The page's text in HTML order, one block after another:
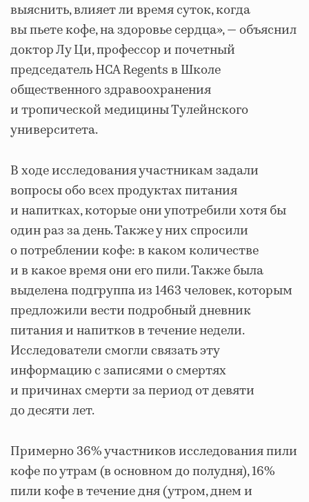
выяснить, влияет ли время суток, когда
вы пьете кофе, на здоровье сердца», — объяснил
доктор Лу Ци, профессор и почетный
председатель HCA Regents в Школе
общественного здравоохранения
и тропической медицины Тулейнского
университета.
В ходе исследования участникам задали
вопросы обо всех продуктах питания
и напитках, которые они употребили хотя бы
один раз за день. Также у них спросили
о потреблении кофе: в каком количестве
и в какое время они его пили. Также была
выделена подгруппа из 1463 человек, которым
предложили вести подробный дневник
питания и напитков в течение недели.
Исследователи смогли связать эту
информацию с записями о смертях
и причинах смерти за период от девяти
до десяти лет.
Примерно 36% участников исследования пили
кофе по утрам (в основном до полудня), 16%
пили кофе в течение дня (утром, днем ​​и